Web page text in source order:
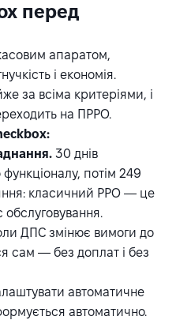
перед
апаратом,
і економія.
за всіма критеріями, і
на ПРРО.
30 днів
потім 249
класичний РРО — це
обслуговування.
ДПС змінює вимоги до
сам — без доплат і без
автоматичне
автоматично.